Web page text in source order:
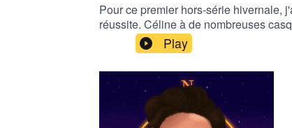
Pour ce premier hors-série hivernale,
réussite. Céline à de nombreuses
éléments qui peut impacter
pour prendre soin de votre santé
ABONNE-TOI ✅| ACTIVE LES
d'avoir un iPhone ou un Mac| Bonne
Play